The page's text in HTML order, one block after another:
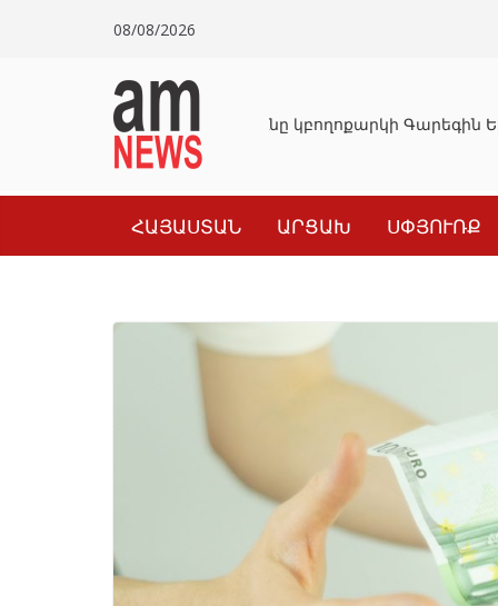
08/08/2026
Դատախազությունը կբողոքարկի Գարեգին
ՀԱՅԱՍՏԱՆ ԱՐՑԱԽ ՍՓՅՈՒՌՔ